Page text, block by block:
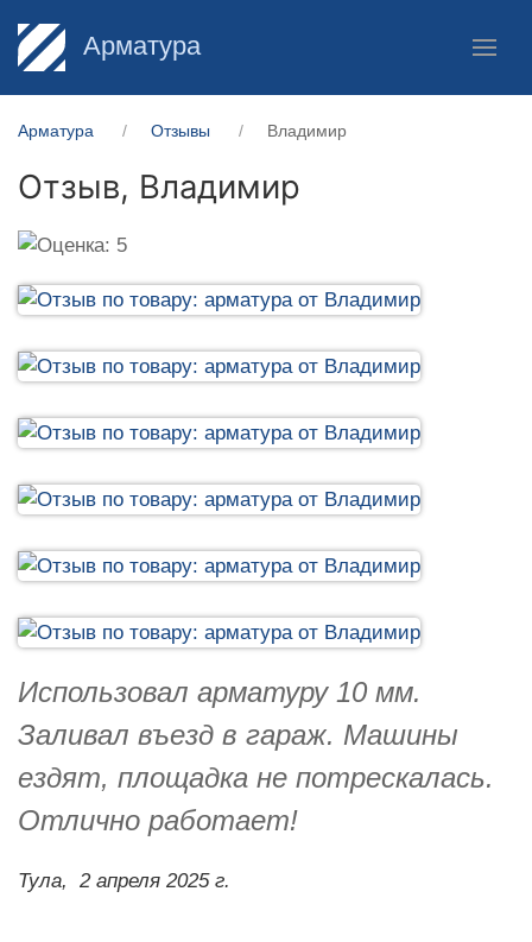
Арматура
Арматура Отзывы Владимир
Отзыв, Владимир
Использовал арматуру 10 мм.
Заливал въезд в гараж. Машины
ездят, площадка не потрескалась.
Отлично работает!
Тула, 2 апреля 2025 г.